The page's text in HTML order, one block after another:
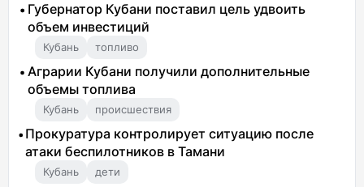
Губернатор Кубани поставил цель удвоить
объем инвестиций
Кубань топливо
Аграрии Кубани получили дополнительные
объемы топлива
Кубань происшествия
Прокуратура контролирует ситуацию после
атаки беспилотников в Тамани
Кубань дети